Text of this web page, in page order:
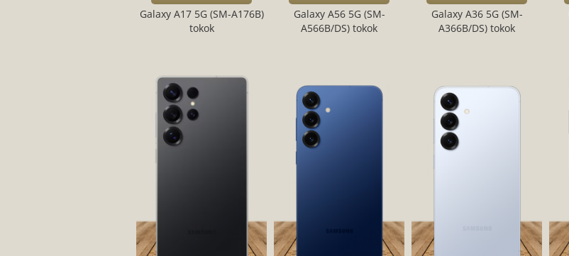
Galaxy A17 5G (SM-A176B)
tokok
Galaxy A56 5G (SM-
A566B/DS) tokok
Galaxy A36 5G (SM-
A366B/DS) tokok